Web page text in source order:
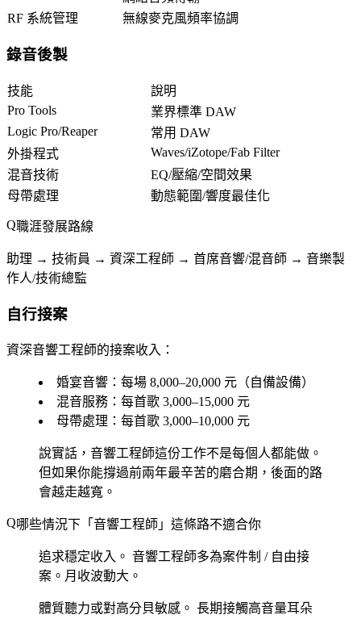
RF 系統管理
無線麥克風頻率協調
錄音後製
技能
說明
Pro Tools
業界標準 DAW
Logic Pro/Reaper
常用 DAW
外掛程式
Waves/iZotope/Fab Filter
混音技術
EQ/壓縮/空間效果
母帶處理
動態範圍/響度最佳化
職涯發展路線
助理 → 技術員 → 資深工程師 → 首席音響/混音師 → 音樂製
作人/技術總監
自行接案
資深音響工程師的接案收入：
婚宴音響：每場 8,000–20,000 元（自備設備）
混音服務：每首歌 3,000–15,000 元
母帶處理：每首歌 3,000–10,000 元
說實話，音響工程師這份工作不是每個人都能做。
但如果你能撐過前兩年最辛苦的磨合期，後面的路
會越走越寬。
哪些情況下「音響工程師」這條路不適合你
追求穩定收入。 音響工程師多為案件制 / 自由接
案。月收波動大。
體質聽力或對高分貝敏感。 長期接觸高音量耳朵